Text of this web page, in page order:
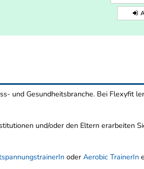
und Gesundheitsbranche. Bei Flexyfit
und/oder den Eltern erarbeiten
oder Aerobic TrainerIn